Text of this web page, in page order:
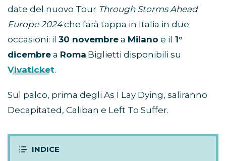
date del nuovo Tour Through Storms Ahead
Europe 2024che farà tappa in Italia in due
occasioni: il 30 novembre a Milano e il 1°
dicembre a Roma.Biglietti disponibili su
Vivaticket.
Sul palco, prima degli As I Lay Dying, saliranno
Decapitated, Caliban e Left To Suffer.